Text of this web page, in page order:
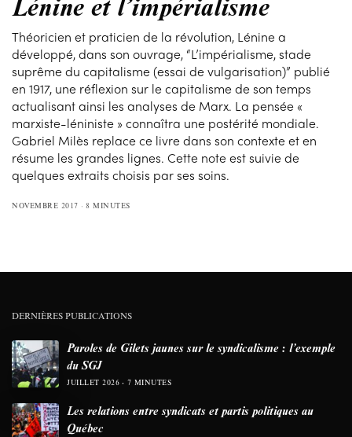
Théoricien et praticien de la révolution, Lénine a
développé, dans son ouvrage, “L’impérialisme, stade
suprême du capitalisme (essai de vulgarisation)” publié
en 1917, une réflexion sur le capitalisme de son temps
actualisant ainsi les analyses de Marx. La pensée «
marxiste-léniniste » connaîtra une postérité mondiale.
Gabriel Milès replace ce livre dans son contexte et en
résume les grandes lignes. Cette note est suivie de
quelques extraits choisis par ses soins.
NOVEMBRE 2017 8 MINUTES
DERNIÈRES PUBLICATIONS
Paroles de Gilets jaunes sur le syndicalisme : l’exemple
du SGJ
JUILLET 2026 7 MINUTES
Les relations entre syndicats et partis politiques au
Québec